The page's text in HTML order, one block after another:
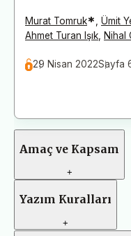
Murat Tomruk* Ümit
Ahmet Turan Işık
Nihal
29 Nisan 2022Sayfa
Amaç ve Kapsam
+
Yazım Kuralları
+